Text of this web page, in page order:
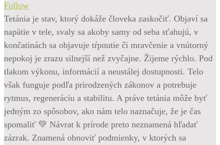
Follow
Tetánia je stav, ktorý dokáže človeka zaskočiť. Objaví sa
napätie v tele, svaly sa akoby samy od seba sťahujú, v
končatinách sa objavuje tŕpnutie či mravčenie a vnútorný
nepokoj je zrazu silnejší než zvyčajne. Žijeme rýchlo. Pod
tlakom výkonu, informácií a neustálej dostupnosti. Telo
však funguje podľa prirodzených zákonov a potrebuje
rytmus, regeneráciu a stabilitu. A práve tetánia môže byť
jedným zo spôsobov, ako nám telo naznačuje, že je čas
spomaliť 💚 Návrat k prírode preto neznamená hľadať
zázrak. Znamená obnoviť podmienky, v ktorých sa